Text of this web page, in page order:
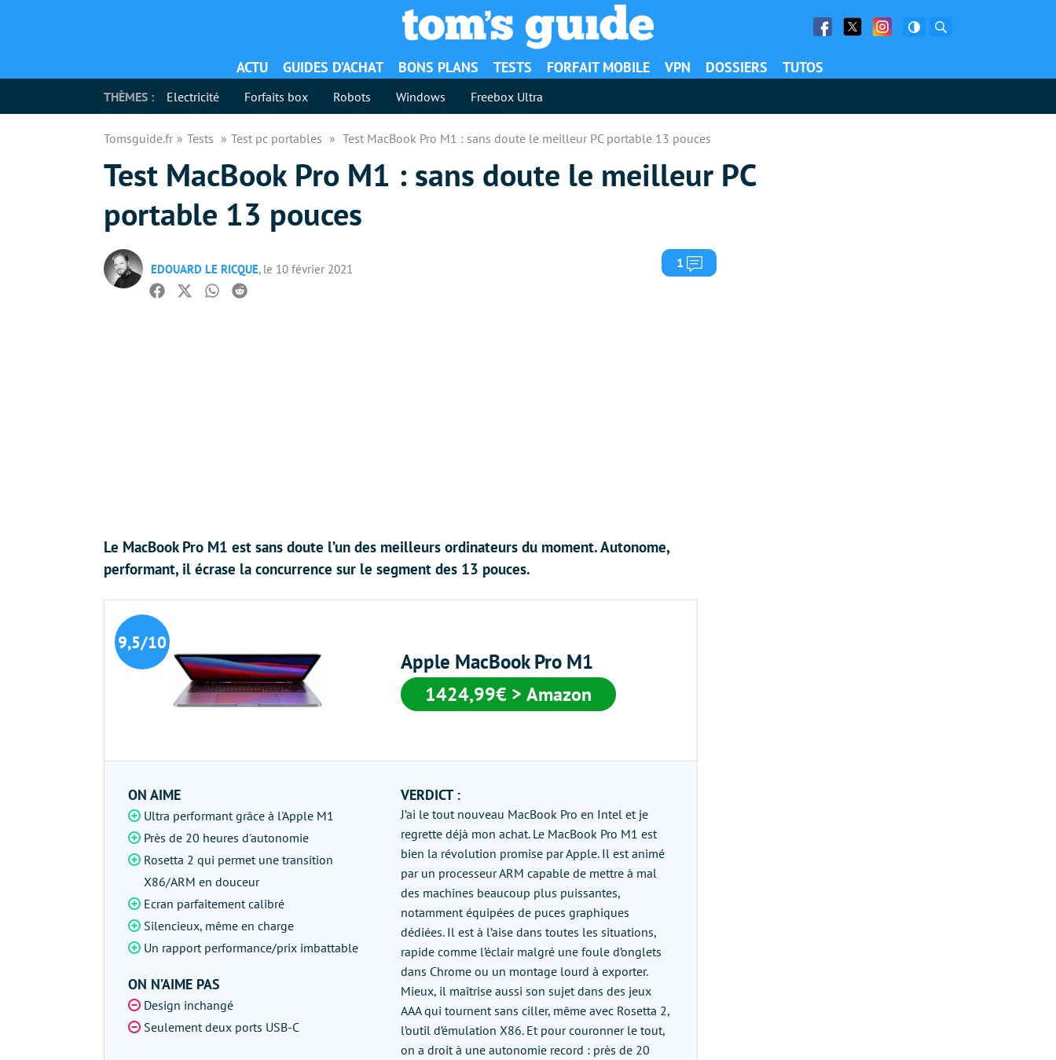
Facebook
Twitter Facebook
ACTU GUIDES D’ACHAT BONS PLANS TESTS FORFAIT MOBILE VPN DOSSIERS TUTOS
THÈMES : Electricité Forfaits box Robots Windows Freebox Ultra
Tomsguide.fr Tests Test pc portables Test MacBook Pro M1 : sans doute le meilleur PC portable 13 pouces
Test MacBook Pro M1 : sans doute le meilleur PC
portable 13 pouces
EDOUARD LE RICQUE, le 10 février 2021 1 Commentaires
Facebook
TwitterWhatsapp
Reddit
Le MacBook Pro M1 est sans doute l’un des meilleurs ordinateurs du moment. Autonome,
performant, il écrase la concurrence sur le segment des 13 pouces.
9,5/10
Apple MacBook Pro M1
1424,99€ > Amazon
ON AIME
Ultra performant grâce à l'Apple M1
Près de 20 heures d'autonomie
Rosetta 2 qui permet une transition
X86/ARM en douceur
Ecran parfaitement calibré
Silencieux, même en charge
Un rapport performance/prix imbattable
ON N’AIME PAS
Design inchangé
Seulement deux ports USB-C
VERDICT :
J’ai le tout nouveau MacBook Pro en Intel et je
regrette déjà mon achat. Le MacBook Pro M1 est
bien la révolution promise par Apple. Il est animé
par un processeur ARM capable de mettre à mal
des machines beaucoup plus puissantes,
notamment équipées de puces graphiques
dédiées. Il est à l’aise dans toutes les situations,
rapide comme l’éclair malgré une foule d’onglets
dans Chrome ou un montage lourd à exporter.
Mieux, il maîtrise aussi son sujet dans des jeux
AAA qui tournent sans ciller, même avec Rosetta 2,
l’outil d’émulation X86. Et pour couronner le tout,
on a droit à une autonomie record : près de 20